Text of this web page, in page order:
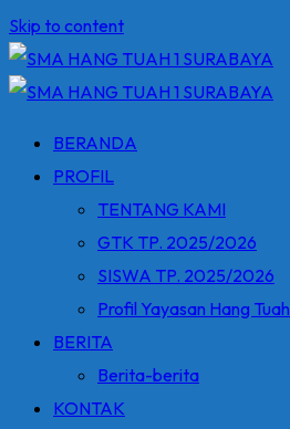
Skip to content
BERANDA
PROFIL
TENTANG KAMI
GTK TP. 2025/2026
SISWA TP. 2025/2026
Profil Yayasan Hang Tuah
BERITA
Berita-berita
KONTAK